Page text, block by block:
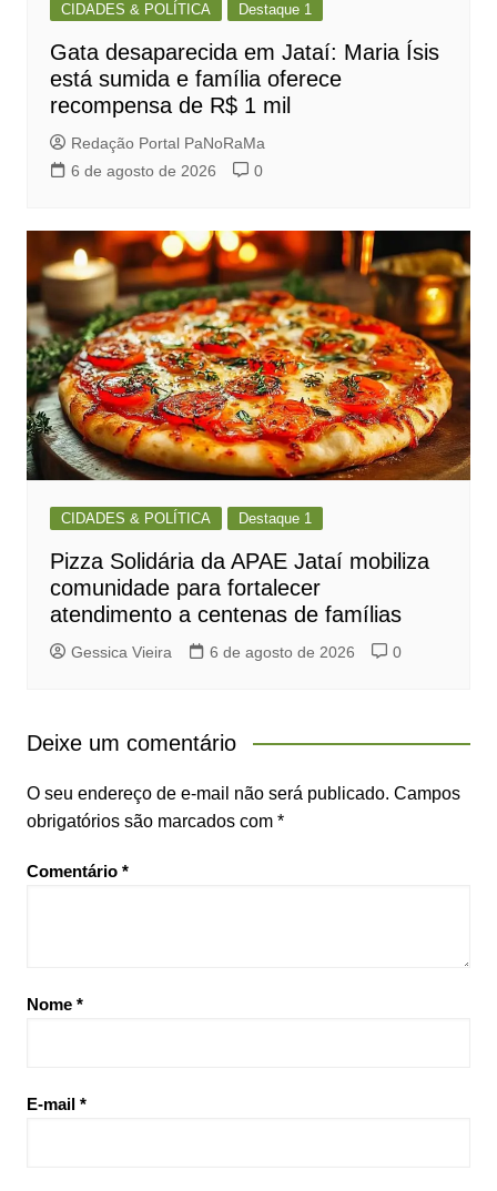
CIDADES & POLÍTICA Destaque 1
Gata desaparecida em Jataí: Maria Ísis
está sumida e família oferece
recompensa de R$ 1 mil
Redação Portal PaNoRaMa
6 de agosto de 2026
0
CIDADES & POLÍTICA Destaque 1
Pizza Solidária da APAE Jataí mobiliza
comunidade para fortalecer
atendimento a centenas de famílias
Gessica Vieira 6 de agosto de 2026 0
Deixe um comentário
O seu endereço de e-mail não será publicado. Campos
obrigatórios são marcados com *
Comentário *
Nome *
E-mail *